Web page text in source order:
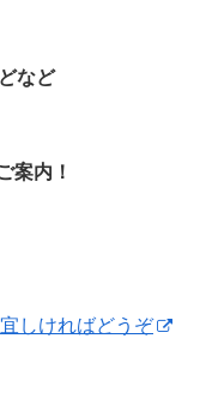
など
案内！
しければどうぞ